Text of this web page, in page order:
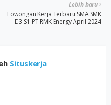
Lebih baru
Lowongan Kerja Terbaru SMA SMK
D3 S1 PT RMK Energy April 2024
Situskerja